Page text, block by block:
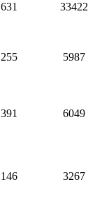
631 33422
255 5987
391 6049
146 3267